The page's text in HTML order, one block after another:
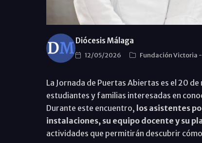
Diócesis Málaga
12/05/2026 Fundación Victoria -
La Jornada de Puertas Abiertas es el 20
estudiantes y familias interesadas en
Durante este encuentro, los asistentes
instalaciones, su equipo docente y su
actividades que permitirán descubrir